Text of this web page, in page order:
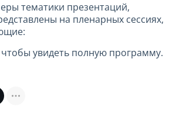
тематики презентаций,
на пленарных сессиях,
чтобы увидеть полную программу.